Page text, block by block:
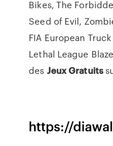
Bikes, The
Seed of Evil,
FIA European
Lethal League
des JeuxGratuits
https://